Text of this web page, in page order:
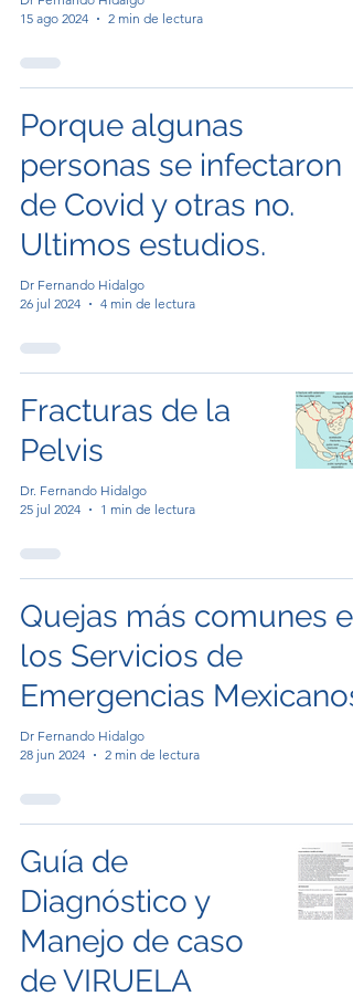
15 ago 2024
2 min de lectura
Porque algunas
personas se infectaron
de Covid y otras no.
Ultimos estudios.
Dr Fernando Hidalgo
26 jul 2024
4 min de lectura
Fracturas de la
Pelvis
Dr. Fernando Hidalgo
25 jul 2024
1 min de lectura
Quejas más comunes en
los Servicios de
Emergencias Mexicanos.
Dr Fernando Hidalgo
28 jun 2024
2 min de lectura
Guía de
Diagnóstico y
Manejo de caso
de VIRUELA